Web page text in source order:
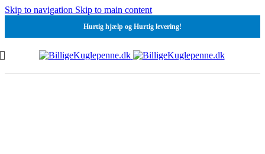
Skip to navigation Skip to main content
Hurtig hjælp og Hurtig levering!